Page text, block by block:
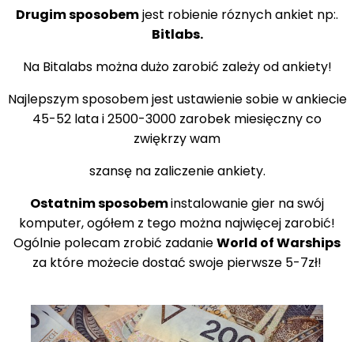
Drugim sposobemjest robienie róznych ankiet np:.
Bitlabs.
Na Bitalabs można dużo zarobić zależy od ankiety!
Najlepszym sposobem jest ustawienie sobie w ankiecie
45-52 lata i 2500-3000 zarobek miesięczny co
zwiękrzy wam
szansę na zaliczenie ankiety.
Ostatnim sposobeminstalowanie gier na swój
komputer, ogółem z tego można najwięcej zarobić!
Ogólnie polecam zrobić zadanieWorld of Warships
za które możecie dostać swoje pierwsze 5-7zł!